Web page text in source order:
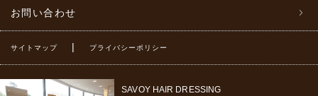
お問い合わせ
サイトマップ | プライバシーポリシー
SAVOY HAIR DRESSING